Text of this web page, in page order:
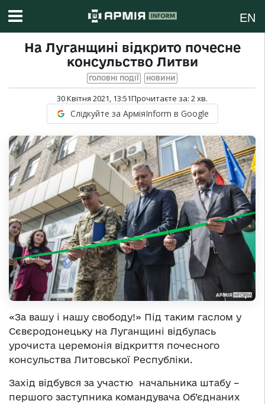
EN
На Луганщині відкрито почесне
консульство Литви
ГОЛОВНІ ПОДІЇ НОВИНИ
30 Квітня 2021, 13:51Прочитаєте за: 2хв.
Слідкуйте за АрміяInform в Google
«За вашу і нашу свободу!» Під таким гаслом у
Сєвєродонецьку на Луганщині відбулась
урочиста церемонія відкриття почесного
консульства Литовської Республіки.
Захід відбувся за участю начальника штабу –
першого заступника командувача Об’єднаних